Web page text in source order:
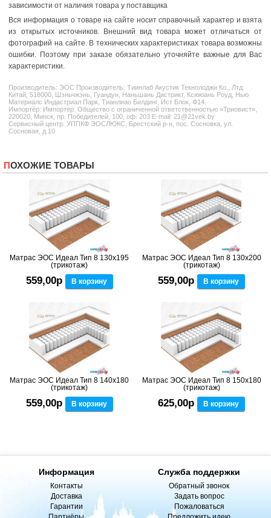
зависимости от наличия товара у поставщика
Вся информация о товаре на сайте носит справочный характер и взята
из открытых источников. Внешний вид товара может отличаться от
фотографий на сайте. В технических характеристиках товара возможны
ошибки. Поэтому при заказе обязательно уточняйте важные для Вас
характеристики.
Производитель: ЭОС Производитель: Тиинлаб Акустик Текнолоджи Ко., Лтд.
Китай, 518000, Шэньчжэнь, Гуандун, Наньшань Дистрикт, Ксююань Роуд, Нью
Материалс Индастриал Парк, Тианлиао Билдинг, Ист Блок, Ф14.
Импортёр: Импортёр: Общество с ограниченной ответственностью «Триовист»,
220020, Минск, пр. Победителей, 100, оф. 203 E-mail: 21@21vek.by
Сервисный центр: УППКФ ЭОСЛЮКС, Брестский р-н, пос. Сосновка, ул.
Сосновая, д.10
ПОХОЖИЕ ТОВАРЫ
Матрас ЭОС Идеал Тип 8 130x195
(трикотаж)
559,00р В корзину
Матрас ЭОС Идеал Тип 8 130x200
(трикотаж)
559,00р В корзину
Матрас ЭОС Идеал Тип 8 140x180
(трикотаж)
559,00р В корзину
Матрас ЭОС Идеал Тип 8 150x180
(трикотаж)
625,00р В корзину
Информация
Контакты
Доставка
Гарантии
Служба поддержки
Обратный звонок
Задать вопрос
Пожаловаться